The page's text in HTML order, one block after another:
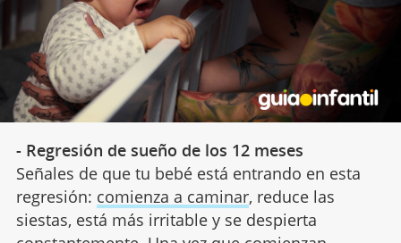
- Regresión de sueño de los 12 meses
Señales de que tu bebé está entrando en esta
regresión: comienza a caminar, reduce las
siestas, está más irritable y se despierta